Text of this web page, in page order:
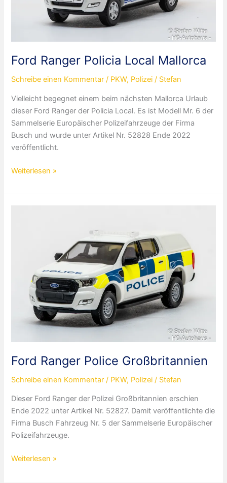
Ford Ranger Policia Local Mallorca
Schreibe einen Kommentar / PKW, Polizei / Stefan
Vielleicht begegnet einem beim nächsten Mallorca Urlaub
dieser Ford Ranger der Policia Local. Es ist Modell Mr. 6 der
Sammelserie Europäischer Polizeifahrzeuge der Firma
Busch und wurde unter Artikel Nr. 52828 Ende 2022
veröffentlicht.
Ford
Weiterlesen »
Ford Ranger Police Großbritannien
Schreibe einen Kommentar / PKW, Polizei / Stefan
Dieser Ford Ranger der Polizei Großbritannien erschien
Ende 2022 unter Artikel Nr. 52827. Damit veröffentlichte die
Firma Busch Fahrzeug Nr. 5 der Sammelserie Europäischer
Polizeifahrzeuge.
Ford
Weiterlesen »